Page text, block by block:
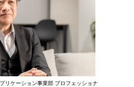
リケーション事業部 プロフェッショナ